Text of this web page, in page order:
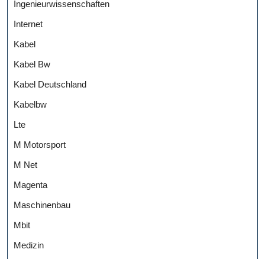
Ingenieurwissenschaften
Internet
Kabel
Kabel Bw
Kabel Deutschland
Kabelbw
Lte
M Motorsport
M Net
Magenta
Maschinenbau
Mbit
Medizin